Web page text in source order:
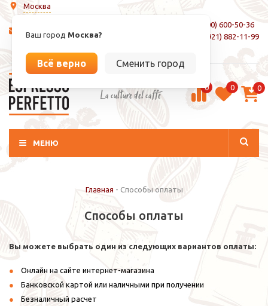
Москва
Ваш город Москва?
Всё верно Сменить город
info@espressoperfetto.ru
8 (800) 600-50-36
+7 (921) 882-11-99
La culture del caffé 0 0 0
МЕНЮ
Главная - Способы оплаты
Способы оплаты
Вы можете выбрать один из следующих вариантов оплаты:
Онлайн на сайте интернет-магазина
Банковской картой или наличными при получении
Безналичный расчет